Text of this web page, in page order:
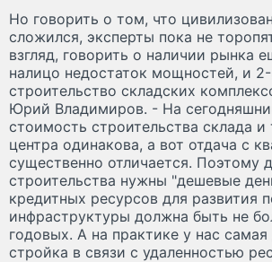
Но говорить о том, что
сложился, эксперты пока не
взгляд, говорить о наличии рынка
налицо недостаток мощностей, и
строительство складских
Юрий Владимиров. - На
стоимость строительства склада и
центра одинакова, а вот отдача с
существенно отличается. Поэтому
строительства нужны "дешевые
кредитных ресурсов для развития
инфраструктуры должна быть не
годовых. А на практике у нас самая
стройка в связи с удаленностью